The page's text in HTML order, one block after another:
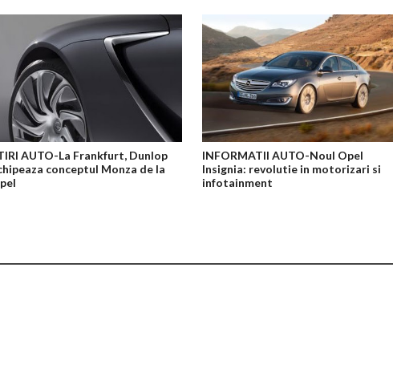
AUTO-La Frankfurt, Dunlop
conceptul Monza de la
INFORMATII AUTO-Noul Opel
Insignia: revolutie in motorizari si
infotainment